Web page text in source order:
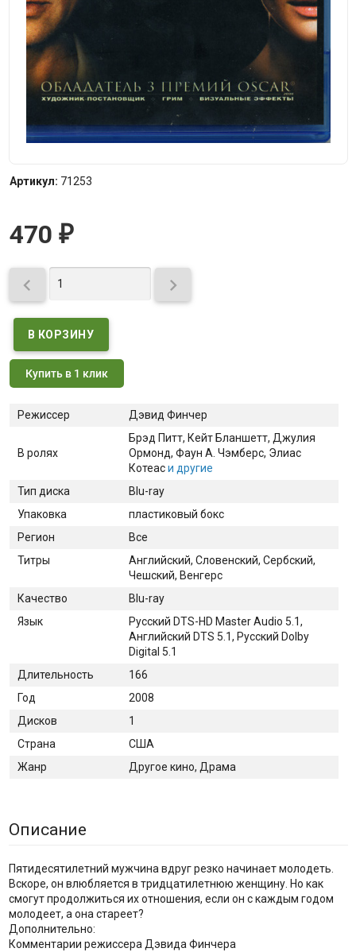
Артикул: 71253
470 ₽
 
Купить в 1 клик
Режиссер Дэвид Финчер
В ролях
Брэд Питт, Кейт Бланшетт, Джулия
Ормонд, Фаун А. Чэмберс, Элиас
Котеаси другие
Тип диска
Blu-ray
Упаковка
пластиковый бокс
Регион
Все
Титры
Английский, Словенский, Сербский,
Чешский, Венгерс
Качество
Blu-ray
Язык
Русский DTS-HD Master Audio 5.1,
Английский DTS 5.1, Русский Dolby
Digital 5.1
Длительность
166
Год
2008
Дисков
1
Страна
США
Жанр
Другое кино, Драма
Описание
Пятидесятилетний мужчина вдруг резко начинает молодеть.
Вскоре, он влюбляется в тридцатилетнюю женщину. Но как
смогут продолжиться их отношения, если он с каждым годом
молодеет, а она стареет?
Дополнительно:
Комментарии режиссера Дэвида Финчера